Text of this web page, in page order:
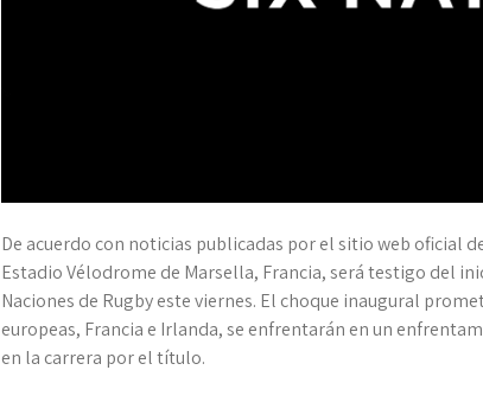
De acuerdo con noticias publicadas por el sitio web oficial
Estadio Vélodrome de Marsella, Francia, será testigo del
Naciones de Rugby este viernes. El choque inaugural
europeas, Francia e Irlanda, se enfrentarán en un
en la carrera por el título.